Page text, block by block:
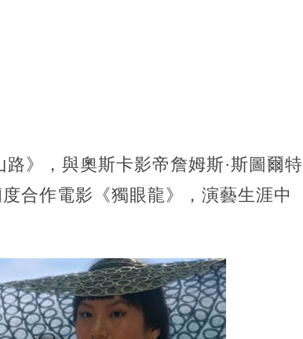
》，與奧斯卡影帝詹姆斯·斯圖爾特
合作電影《獨眼龍》，演藝生涯中